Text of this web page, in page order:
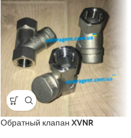
Обратный клапан XVNR